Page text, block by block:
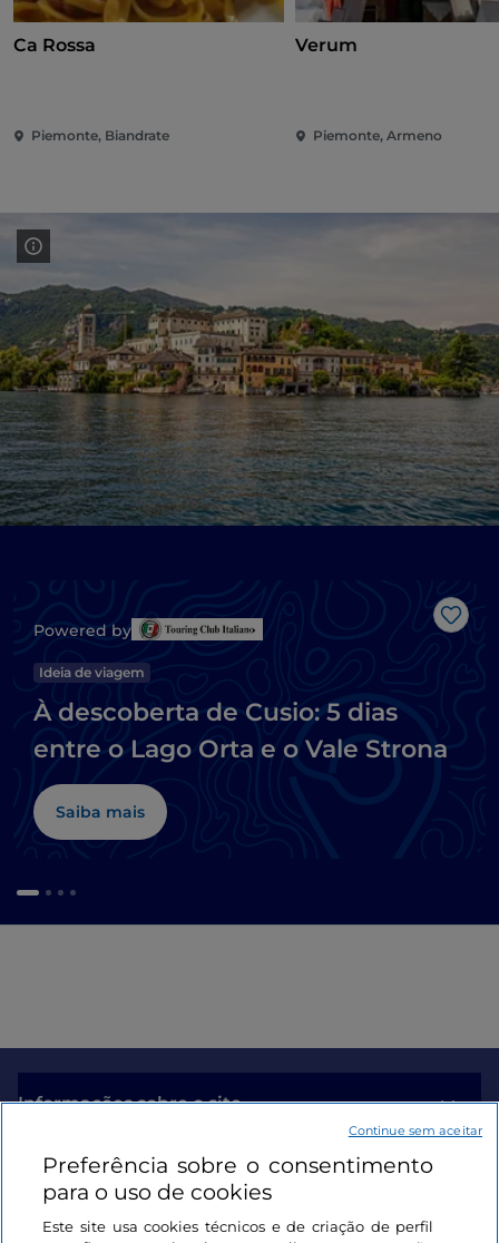
Ca Rossa
Piemonte, Biandrate
Verum
Piemonte, Armeno
Powered by
Ideia de viagem
À descoberta de Cusio: 5 dias
entre o Lago Orta e o Vale Strona
Saiba mais
Informações sobre o site
Ligações úteis
Iniciar sessão
Preferência sobre o consentimento
para o uso de cookies
Este site usa cookies técnicos e de criação de perfil
Continue sem aceitar